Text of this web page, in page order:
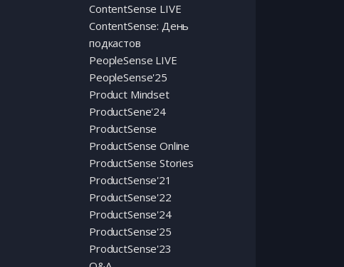
ContentSense LIVE
ContentSense: День
подкастов
PeopleSense LIVE
PeopleSense'25
Product Mindset
ProductSene'24
ProductSense
ProductSense Online
ProductSense Stories
ProductSense'21
ProductSense'22
ProductSense'24
ProductSense'25
ProductSense'23